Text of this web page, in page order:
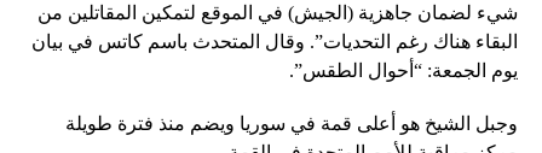
شيء لضمان جاهزية (الجيش) في الموقع لتمكين المقاتلين من
البقاء هناك رغم التحديات”. وقال المتحدث باسم كاتس في بيان
يوم الجمعة: “أحوال الطقس”.
وجبل الشيخ هو أعلى قمة في سوريا ويضم منذ فترة طويلة